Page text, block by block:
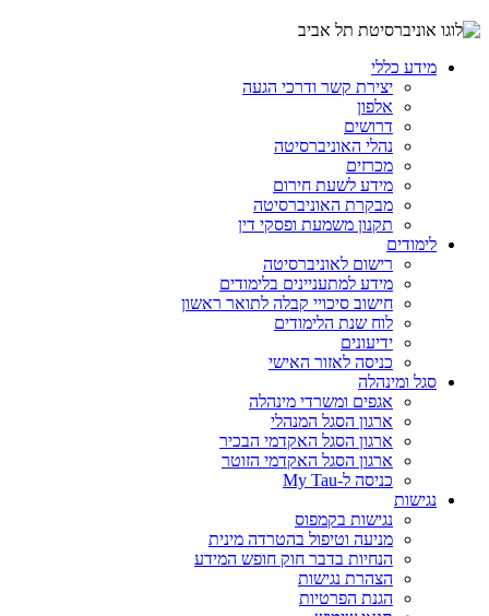
מידע כללי
יצירת קשר ודרכי הגעה
אלפון
דרושים
נהלי האוניברסיטה
מכרזים
מידע לשעת חירום
מבקרת האוניברסיטה
תקנון משמעת ופסקי דין
לימודים
רישום לאוניברסיטה
מידע למתעניינים בלימודים
חישוב סיכויי קבלה לתואר ראשון
לוח שנת הלימודים
ידיעונים
כניסה לאזור האישי
סגל ומינהלה
אגפים ומשרדי מינהלה
ארגון הסגל המנהלי
ארגון הסגל האקדמי הבכיר
ארגון הסגל האקדמי הזוטר
כניסה ל-My Tau
נגישות
נגישות בקמפוס
מניעה וטיפול בהטרדה מינית
הנחיות בדבר חוק חופש המידע
הצהרת נגישות
הגנת הפרטיות